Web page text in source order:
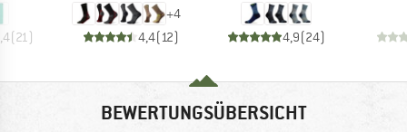
(21 )
+4
4,4(12) 4,9(24)
BEWERTUNGSÜBERSICHT